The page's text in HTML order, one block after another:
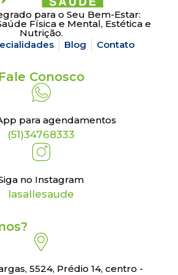
para o Seu Bem-Estar:
Física e Mental, Estética e
Nutrição.
Blog Contato
Fale Conosco
para agendamentos
(51)34768333
no Instagram
lasallesaude
5524, Prédio 14, centro -